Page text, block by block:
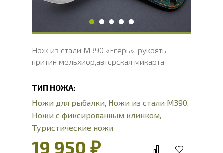
Твердость клинка, HRC
62 - 64 HRC
Нож из стали М390 «Егерь», рукоять
притин мельхиор,авторская микарта
ТИП НОЖА:
Ножи для рыбалки, Ножи из стали М390,
Ножи с фиксированным клинком,
Туристические ножи
19 950 ₽